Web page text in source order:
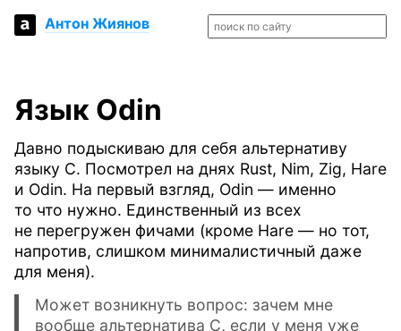
Антон Жиянов
Язык Odin
Давно подыскиваю для себя альтернативу
языку C. Посмотрел на днях Rust, Nim, Zig, Hare
и Odin. На первый взгляд, Odin — именно
то что нужно. Единственный из всех
не перегружен фичами (кроме Hare — но тот,
напротив, слишком минималистичный даже
для меня).
Может возникнуть вопрос: зачем мне
вообще альтернатива C, если у меня уже